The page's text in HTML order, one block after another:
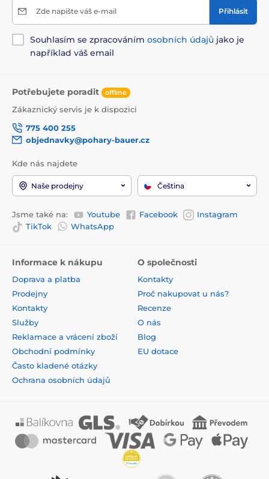
Zde napište váš e-mail Přihlásit
Souhlasím se zpracováním osobních údajů jako je
například váš email
Potřebujete poradit offline
Zákaznický servis je k dispozici
775 400 255
objednavky@pohary-bauer.cz
Kde nás najdete
Naše prodejny Čeština
Jsme také na: Youtube Facebook
Instagram
TikTok
WhatsApp
Informace k nákupu
Doprava a platba
Prodejny
Kontakty
Služby
Reklamace a vrácení zboží
Obchodní podmínky
Často kladené otázky
Ochrana osobních údajů
O společnosti
Kontakty
Proč nakupovat u nás?
Recenze
O nás
Blog
EU dotace